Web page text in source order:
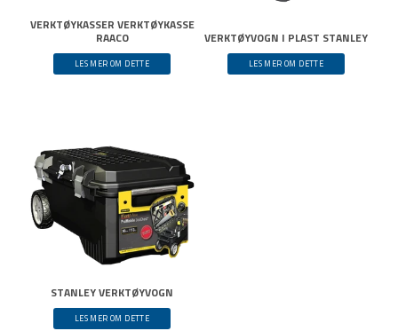
VERKTØYKASSER VERKTØYKASSE
RAACO
LES MER OM DETTE
VERKTØYVOGN I PLAST STANLEY
LES MER OM DETTE
STANLEY VERKTØYVOGN
LES MER OM DETTE